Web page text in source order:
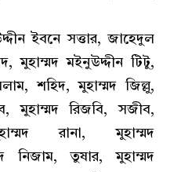
ইবনে সত্তার, জাহেদুল
মুহাম্মদ ম‍ইনুউদ্দীন টিটু,
শহিদ, মুহাম্মদ জিল্লু,
মুহাম্মদ রিজবি, সজীব,
রানা, মুহাম্মদ
নিজাম, তুষার, মুহাম্মদ